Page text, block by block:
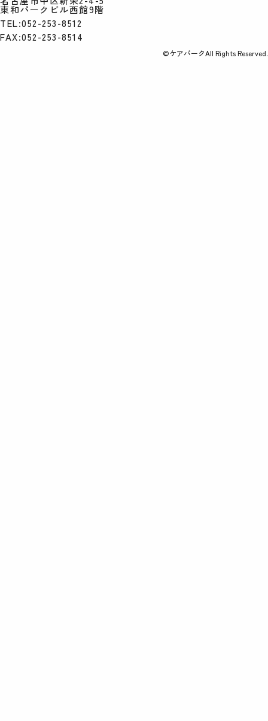
東和パークビル西館9階
TEL:052-253-8512
FAX:052-253-8514
©ケアパークAll Rights Reserved.